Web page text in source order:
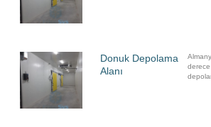
Donuk Depolama
Alanı
derece